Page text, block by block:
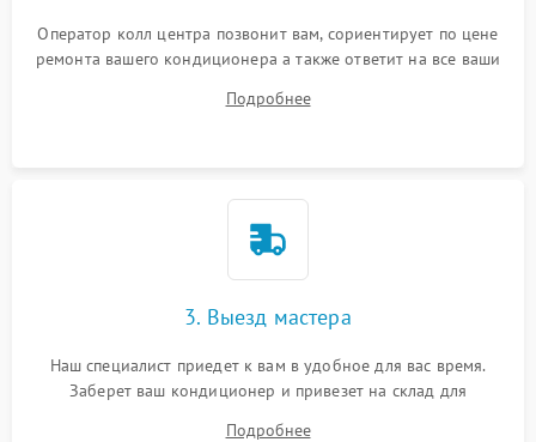
Оператор колл центра позвонит вам, сориентирует по цене
ремонта вашего кондиционера а также ответит на все ваши
Подробнее
3. Выезд мастера
Наш специалист приедет к вам в удобное для вас время.
Заберет ваш кондиционер и привезет на склад для
Подробнее